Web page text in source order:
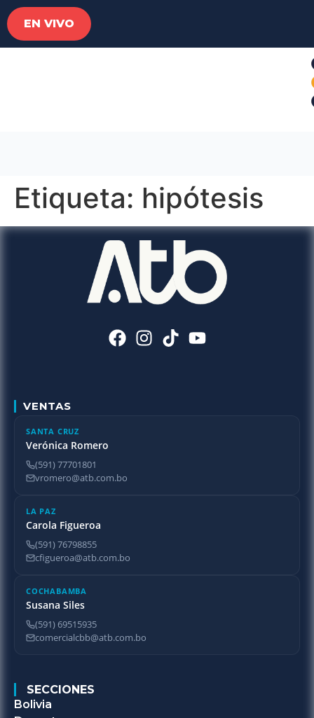
EN VIVO
Etiqueta: hipótesis
VENTAS
SANTA CRUZ
Verónica Romero
(591) 77701801
vromero@atb.com.bo
LA PAZ
Carola Figueroa
(591) 76798855
cfigueroa@atb.com.bo
COCHABAMBA
Susana Siles
(591) 69515935
comercialcbb@atb.com.bo
SECCIONES
Bolivia